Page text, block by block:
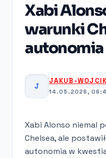
Xabi
warunki
autonomia
J
JAKUB-WOJCIK
14.05.2026,
Xabi Alonso niemal
Chelsea, ale
autonomia w